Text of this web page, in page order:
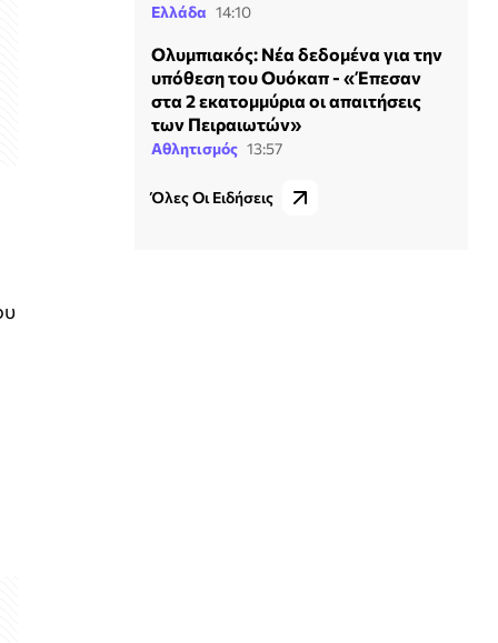
Ελλάδα 14:10
Ολυμπιακός: Νέα δεδομένα για την
υπόθεση του Ουόκαπ - «Έπεσαν
στα 2 εκατομμύρια οι απαιτήσεις
των Πειραιωτών»
Αθλητισμός 13:57
Όλες Οι Ειδήσεις